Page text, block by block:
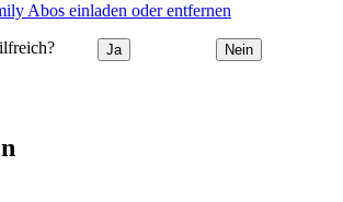
Abos einladen oder entfernen
Ja Nein